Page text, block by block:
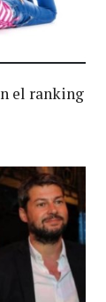
el ranking